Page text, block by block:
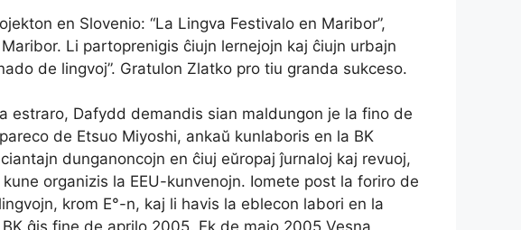
en Slovenio: “La Lingva Festivalo en Maribor”,
Li partoprenigis ĉiujn lernejojn kaj ĉiujn urbajn
de lingvoj”. Gratulon Zlatko pro tiu granda sukceso.
estraro, Dafydd demandis sian maldungon je la fino de
de Etsuo Miyoshi, ankaŭ kunlaboris en la BK
dunganoncojn en ĉiuj eŭropaj ĵurnaloj kaj revuoj,
organizis la EEU-kunvenojn. Iomete post la foriro de
krom E°-n, kaj li havis la eblecon labori en la
ĝis fine de aprilo 2005. Ek de majo 2005 Vesna